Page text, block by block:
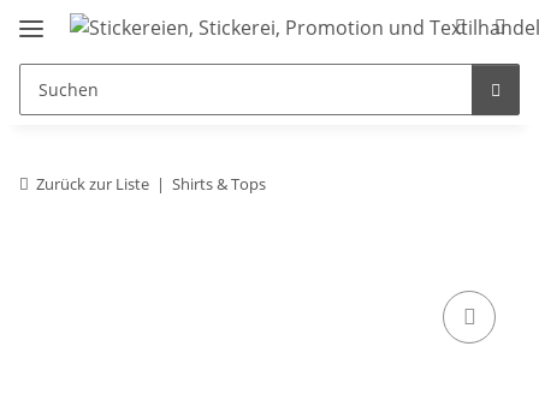
Zurück zur Liste Shirts & Tops